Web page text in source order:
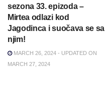
sezona 33. epizoda –
Mirtea odlazi kod
Jagodinca i suočava se sa
njim!
MARCH 26, 2024 - UPDATED ON
MARCH 27, 2024